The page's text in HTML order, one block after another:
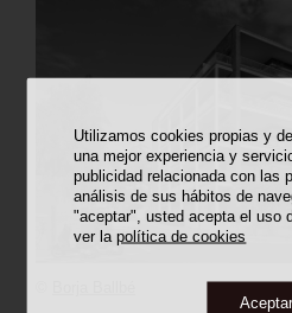
Utilizamos cookies propias y
una mejor experiencia y
publicidad relacionada con las
análisis de sus hábitos de
"aceptar", usted acepta el uso
ver lapolítica de cookies
Aceptar